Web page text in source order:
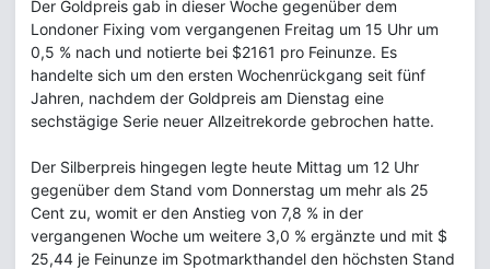
Der Goldpreis gab in dieser Woche gegenüber dem
Londoner Fixing vom vergangenen Freitag um 15 Uhr um
0,5 % nach und notierte bei $2161 pro Feinunze. Es
handelte sich um den ersten Wochenrückgang seit fünf
Jahren, nachdem der Goldpreis am Dienstag eine
sechstägige Serie neuer Allzeitrekorde gebrochen hatte.
Der Silberpreis hingegen legte heute Mittag um 12 Uhr
gegenüber dem Stand vom Donnerstag um mehr als 25
Cent zu, womit er den Anstieg von 7,8 % in der
vergangenen Woche um weitere 3,0 % ergänzte und mit $
25,44 je Feinunze im Spotmarkthandel den höchsten Stand